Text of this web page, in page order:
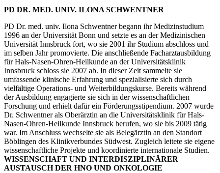
ROUTENPLANER
TAG ÖFFNUNGSZEITEN
MONTAG
GESCHLOSSEN
DIENSTAG
8.00–11.00 UHR | 15.00–17.00 UHR
MITTWOCH
8.00–11:30 UHR
DONNERSTAG
8.00–14:30 UHR
FREITAG
8.00–12.00 UHR
PD DR. MED. UNIV. ILONA SCHWENTNER
PD Dr. med. univ. Ilona Schwentner begann ihr Medizin­studium
1996 an der Univer­sität Bonn und setzte es an der Medizi­ni­schen
Univer­sität Innsbruck fort, wo sie 2001 ihr Studium abschloss und
im selben Jahr promo­vierte. Die anschlie­ßende Facharzt­aus­bildung
für Hals-Nasen-Ohren-Heilkunde an der Univer­si­täts­klinik
Innsbruck schloss sie 2007 ab. In dieser Zeit sammelte sie
umfassende klinische Erfahrung und spezia­li­sierte sich durch
vielfältige Opera­tions- und Weiter­bil­dungs­kurse. Bereits während
der Ausbildung engagierte sie sich in der wissen­schaft­lichen
Forschung und erhielt dafür ein Förde­rungs­sti­pendium. 2007 wurde
Dr. Schwentner als Oberärztin an die Univer­si­täts­klinik für Hals-
Nasen-Ohren-Heilkunde Innsbruck berufen, wo sie bis 2009 tätig
war. Im Anschluss wechselte sie als Beleg­ärztin an den Standort
Böblingen des Klinik­ver­bundes Südwest. Zugleich leitete sie eigene
wissen­schaft­liche Projekte und koordi­nierte inter­na­tionale Studien.
WISSEN­SCHAFT UND INTER­DIS­ZI­PLI­NÄRER
AUSTAUSCH DER HNO UND ONKOLOGIE